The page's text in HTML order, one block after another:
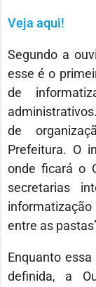
Veja aqui!
Segundo a
esse é o
de
de
Prefeitura. O
onde ficará o
secretarias
entre as
Enquanto
definida, a